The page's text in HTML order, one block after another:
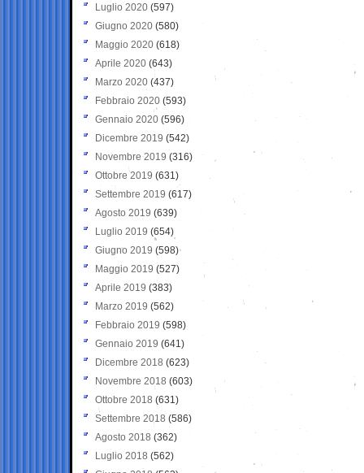
Luglio 2020 (597)
Giugno 2020 (580)
Maggio 2020 (618)
Aprile 2020 (643)
Marzo 2020 (437)
Febbraio 2020 (593)
Gennaio 2020 (596)
Dicembre 2019 (542)
Novembre 2019 (316)
Ottobre 2019 (631)
Settembre 2019 (617)
Agosto 2019 (639)
Luglio 2019 (654)
Giugno 2019 (598)
Maggio 2019 (527)
Aprile 2019 (383)
Marzo 2019 (562)
Febbraio 2019 (598)
Gennaio 2019 (641)
Dicembre 2018 (623)
Novembre 2018 (603)
Ottobre 2018 (631)
Settembre 2018 (586)
Agosto 2018 (362)
Luglio 2018 (562)